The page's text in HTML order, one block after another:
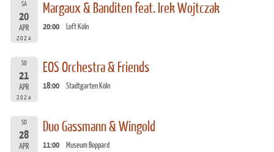
SA
20
APR
2024
Margaux & Banditen feat. Irek Wojtczak
20:00 Loft Köln
SO
21
APR
2024
EOS Orchestra & Friends
18:00 Stadtgarten Köln
SO
28
APR
Duo Gassmann & Wingold
11:00 Museum Boppard